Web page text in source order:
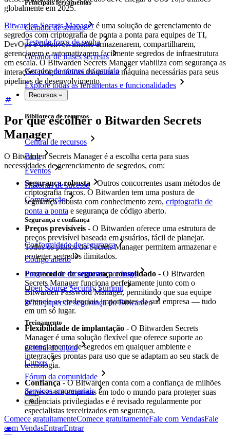
Principais ferramentas
Gerador de senhas
Teste de força de senha
Gerador de frases secretas
Gerador de nomes de usuário
Explore todas as ferramentas e funcionalidades
Recursos
Biblioteca de recursos
Central de recursos
Blog
Eventos
Histórias de sucesso
Comparação
Segurança e confiança
Conformidade de segurança
Código aberto
Programa de recompensa por bugs
Open Source Security Summit
Whitepaper de segurança do Bitwarden
Treinamento
Central de ajuda
Cursos
Fórum da comunidade
Serviços empresariais
Comece gratuitamenteComece gratuitamenteFale com VendasFale
com VendasEntrarEntrar
globalmente em 2025.
Bitwarden Secrets Manageré uma solução de gerenciamento de
segredos com criptografia de ponta a ponta para equipes de TI,
DevOps e desenvolvimento armazenarem, compartilharem,
gerenciarem e automatizarem facilmente segredos de infraestrutura
em escala. O Bitwarden Secrets Manager viabiliza com segurança as
interações programáticas máquina a máquina necessárias para seus
pipelines de desenvolvimento.
Por que escolher o Bitwarden Secrets
Manager
O Bitwarden Secrets Manager é a escolha certa para suas
necessidades de gerenciamento de segredos, com:
Segurança robusta - Outros concorrentes usam métodos de
criptografia fracos. O Bitwarden tem uma postura de
segurança robusta com conhecimento zero, criptografia de
ponta a ponta e segurança de código aberto.
Preços previsíveis - O Bitwarden oferece uma estrutura de
preços previsível baseada em usuários, fácil de planejar.
Todos os planos do Secrets Manager permitem armazenar e
proteger segredos ilimitados.
Fornecedor de segurança consolidado - O Bitwarden
Secrets Manager funciona perfeitamente junto com o
Bitwarden Password Manager, permitindo que sua equipe
gerencie as credenciais importantes da sua empresa — tudo
em um só lugar.
Flexibilidade de implantação - O Bitwarden Secrets
Manager é uma solução flexível que oferece suporte ao
gerenciamento de segredos em qualquer ambiente e
integrações prontas para uso que se adaptam ao seu stack de
tecnologia.
Confiança- O Bitwarden conta com a confiança de milhões
de pessoas e empresas em todo o mundo para proteger suas
credenciais privilegiadas e é revisado regularmente por
especialistas terceirizados em segurança.